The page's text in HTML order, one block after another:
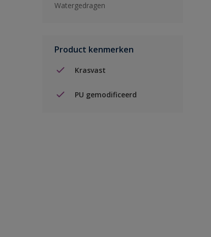
Watergedragen
Product kenmerken
Krasvast
PU gemodificeerd